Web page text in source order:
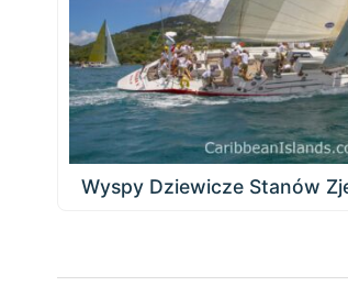
Wyspy Dziewicze Stanów